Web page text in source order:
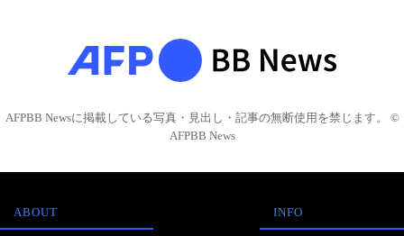
AFPBB Newsに掲載している写真・見出し・記事の無断使用を禁じます。 ©
AFPBB News
ABOUT INFO